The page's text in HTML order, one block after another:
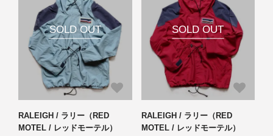
SOLD OUT
RALEIGH / ラリー（RED
MOTEL / レッドモーテル）
SOLD OUT
RALEIGH / ラリー（RED
MOTEL / レッドモーテル）